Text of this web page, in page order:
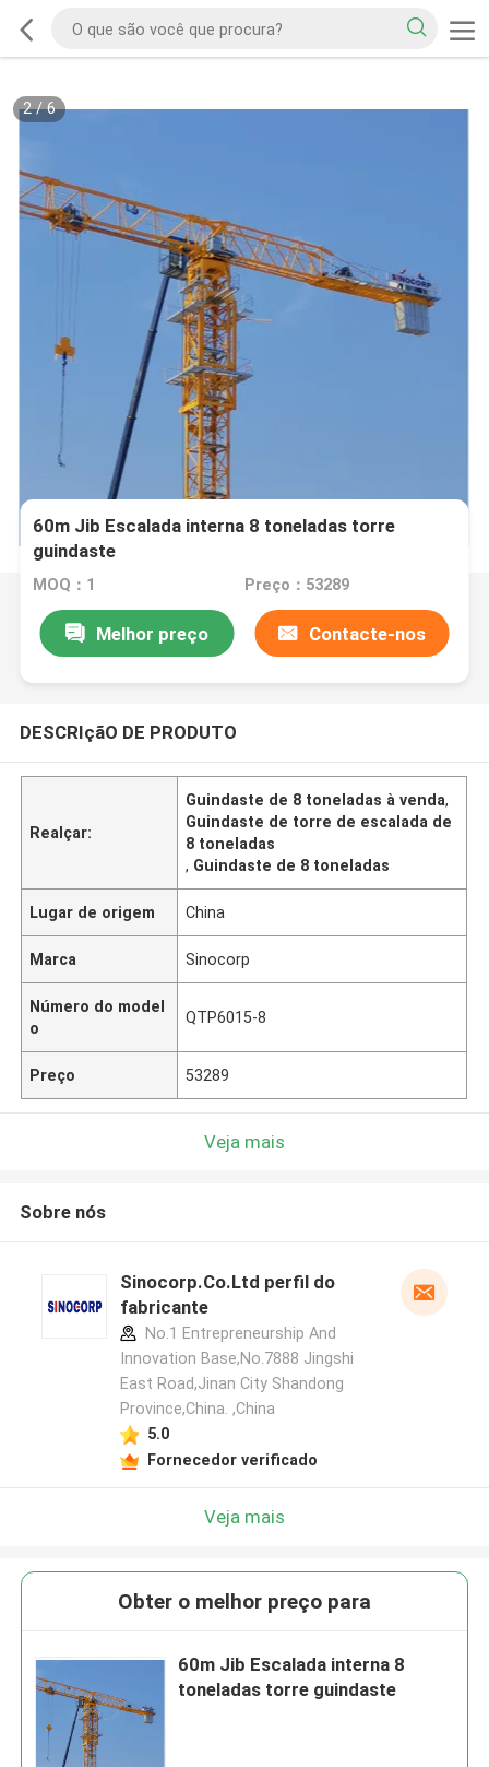
2/6
60m Jib Escalada interna 8 toneladas torre
guindaste
MOQ：1 Preço：53289
Melhor preço Contacte-nos
DESCRIçãO DE PRODUTO
Realçar:
Guindaste de 8 toneladas à venda,
Guindaste de torre de escalada de
8 toneladas
, Guindaste de 8 toneladas
Lugar de origem China
Marca Sinocorp
Número do model
o
QTP6015-8
Preço 53289
Veja mais
Sobre nós
Sinocorp.Co.Ltd perfil do
fabricante
No.1 Entrepreneurship And
Innovation Base,No.7888 Jingshi
East Road,Jinan City Shandong
Province,China. ,China
5.0
Fornecedor verificado
Veja mais
Obter o melhor preço para
60m Jib Escalada interna 8
toneladas torre guindaste